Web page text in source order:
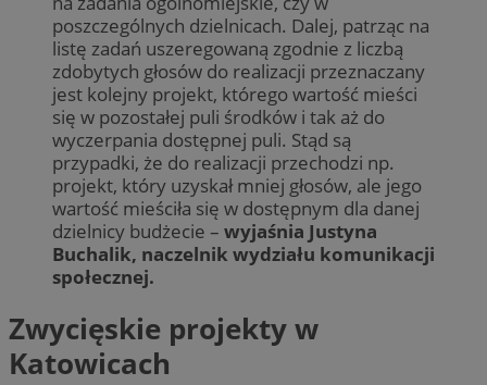
poszczególnych dzielnicach. Dalej, patrząc na
listę zadań uszeregowaną zgodnie z liczbą
zdobytych głosów do realizacji przeznaczany
jest kolejny projekt, którego wartość mieści
się w pozostałej puli środków i tak aż do
wyczerpania dostępnej puli. Stąd są
przypadki, że do realizacji przechodzi np.
projekt, który uzyskał mniej głosów, ale jego
wartość mieściła się w dostępnym dla danej
dzielnicy budżecie – wyjaśnia Justyna
Buchalik, naczelnik wydziału komunikacji
społecznej.
Zwycięskie projekty w
Katowicach